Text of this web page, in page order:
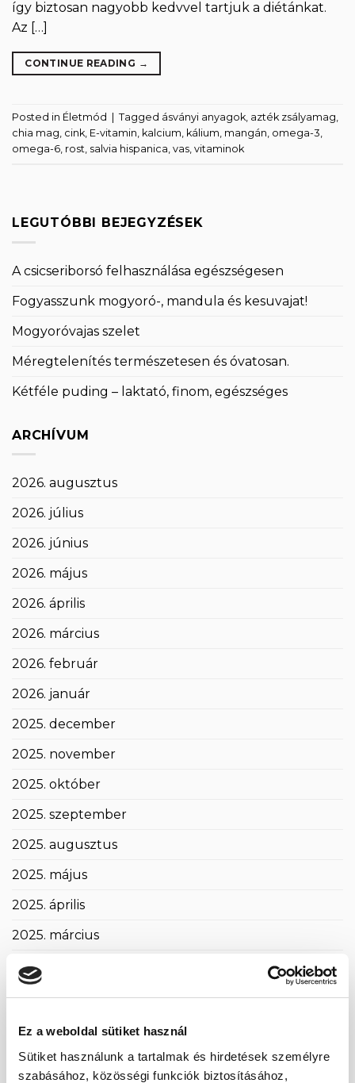
Ez a weboldal sütiket használ
Sütiket használunk a tartalmak és hirdetések személyre
szabásához, közösségi funkciók biztosításához,
így biztosan nagyobb kedvvel tartjuk a diétánkat.
Az […]
CONTINUE READING →
Posted in Életmód Tagged ásványi anyagok, azték zsályamag,
chia mag, cink, E-vitamin, kalcium, kálium, mangán, omega-3,
omega-6, rost, salvia hispanica, vas, vitaminok
LEGUTÓBBI BEJEGYZÉSEK
A csicseriborsó felhasználása egészségesen
Fogyasszunk mogyoró-, mandula és kesuvajat!
Mogyoróvajas szelet
Méregtelenítés természetesen és óvatosan.
Kétféle puding – laktató, finom, egészséges
ARCHÍVUM
2026. augusztus
2026. július
2026. június
2026. május
2026. április
2026. március
2026. február
2026. január
2025. december
2025. november
2025. október
2025. szeptember
2025. augusztus
2025. május
2025. április
2025. március
2025. február
2025. január
2024. november
2024. október